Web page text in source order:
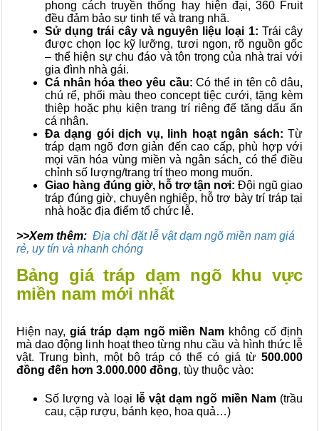
phong cách truyền thống hay hiện đại, 360 Fruit
đều đảm bảo sự tinh tế và trang nhã.
Sử dụng trái cây và nguyên liệu loại 1: Trái cây
được chọn lọc kỹ lưỡng, tươi ngon, rõ nguồn gốc
– thể hiện sự chu đáo và tôn trọng của nhà trai với
gia đình nhà gái.
Cá nhân hóa theo yêu cầu:Có thể in tên cô dâu,
chú rể, phối màu theo concept tiệc cưới, tặng kèm
thiệp hoặc phụ kiện trang trí riêng để tăng dấu ấn
cá nhân.
Đa dạng gói dịch vụ, linh hoạt ngân sách: Từ
tráp dạm ngõ đơn giản đến cao cấp, phù hợp với
mọi văn hóa vùng miền và ngân sách, có thể điều
chỉnh số lượng/trang trí theo mong muốn.
Giao hàng đúng giờ, hỗ trợ tận nơi: Đội ngũ giao
tráp đúng giờ, chuyên nghiệp, hỗ trợ bày trí tráp tại
nhà hoặc địa điểm tổ chức lễ.
>>Xem thêm: Địa chỉ đặt lễ vật dạm ngõ miền nam giá
rẻ, uy tín và nhanh chóng
Bảng giá tráp dạm ngõ khu vực
miền nam mới nhất
Hiện nay, giá tráp dạm ngõ miền Nam không cố định
mà dao động linh hoạt theo từng nhu cầu và hình thức lễ
vật. Trung bình, một bộ tráp có thể có giá từ 500.000
đồng đến hơn 3.000.000 đồng, tùy thuộc vào:
Số lượng và loại lễ vật dạm ngõ miền Nam(trầu
cau, cặp rượu, bánh kẹo, hoa quả…)